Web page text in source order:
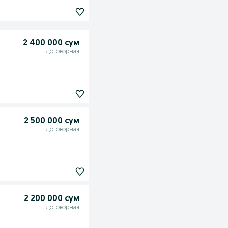
2 400 000 сум
Договорная
2 500 000 сум
Договорная
2 200 000 сум
Договорная